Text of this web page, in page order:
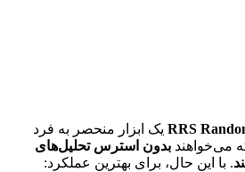
RRSیک ابزار منحصر به فرد
بدون استرس تحلیل‌های
این حال، برای بهترین عملکرد: